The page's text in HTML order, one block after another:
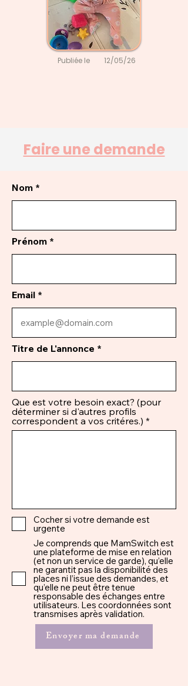
Publiée le 12/05/26
Faire une demande
Nom
Prénom
Email
Titre de L'annonce
Que est votre besoin exact? (pour
déterminer si d'autres profils
correspondent a vos critéres.)
Cocher si votre demande est
urgente
Je comprends que MamSwitch est
une plateforme de mise en relation
(et non un service de garde), qu’elle
ne garantit pas la disponibilité des
places ni l’issue des demandes, et
qu’elle ne peut être tenue
responsable des échanges entre
utilisateurs. Les coordonnées sont
transmises après validation.
Envoyer ma demande